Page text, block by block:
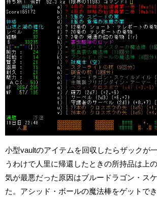
小型vaultのアイテムを回収したらザックが
うわけで人里に帰還したときの所持品は上
気が最悪だった原因はブルードラゴン・ス
た。アシッド・ボールの魔法棒をゲットで